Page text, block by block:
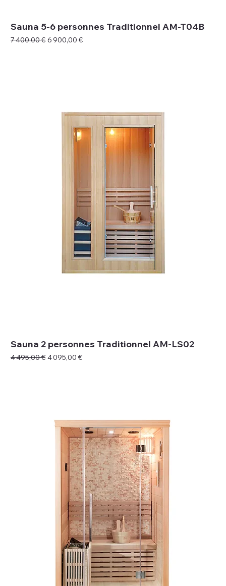
Sauna 5-6 personnes Traditionnel AM-T04B
Prix original
7 400,00 € Prix promotionnel
6 900,00 €
Sauna 2 personnes Traditionnel AM-LS02
Prix original
4 495,00 € Prix promotionnel
4 095,00 €